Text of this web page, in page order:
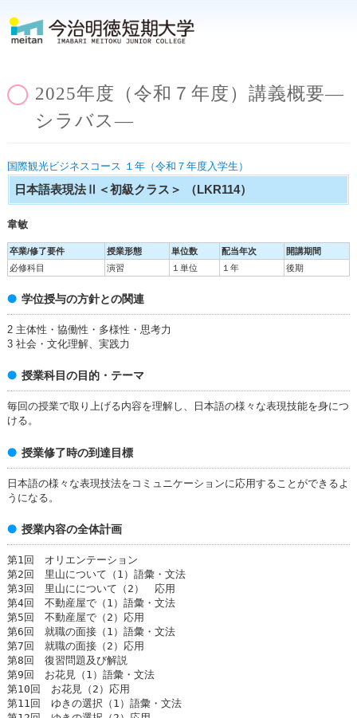
2025年度（令和７年度）講義概要―
シラバス―
国際観光ビジネスコース １年（令和７年度入学生）
日本語表現法Ⅱ＜初級クラス＞ （LKR114）
韋敏
卒業/修了要件 授業形態 単位数 配当年次
開講期間
必修科目
演習 １単位 １年 後期
学位授与の方針との関連
2 主体性・協働性・多様性・思考力
3 社会・文化理解、実践力
授業科目の目的・テーマ
毎回の授業で取り上げる内容を理解し、日本語の様々な表現技能を身につ
ける。
授業修了時の到達目標
日本語の様々な表現技法をコミュニケーションに応用することができるよ
うになる。
授業内容の全体計画
第1回 オリエンテーション
第2回 里山について（1）語彙・文法
第3回 里山にについて（2） 応用
第4回 不動産屋で（1）語彙・文法
第5回 不動産屋で（2）応用
第6回 就職の面接（1）語彙・文法
第7回 就職の面接（2）応用
第8回 復習問題及び解説
第9回 お花見（1）語彙・文法
第10回 お花見（2）応用
第11回 ゆきの選択（1）語彙・文法